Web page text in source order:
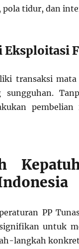
pola tidur, dan
Eksploitasi
transaksi
sungguhan.
PP
untuk
langkah